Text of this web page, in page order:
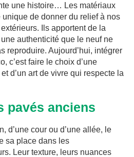
une histoire… Les matériaux
de donner du relief à nos
Ils apportent de la
authenticité que le neuf ne
reproduire. Aujourd’hui, intégrer
c’est faire le choix d’une
d’un art de vivre qui respecte la
pavés anciens
d’une cour ou d’une allée, le
sa place dans les
Leur texture, leurs nuances